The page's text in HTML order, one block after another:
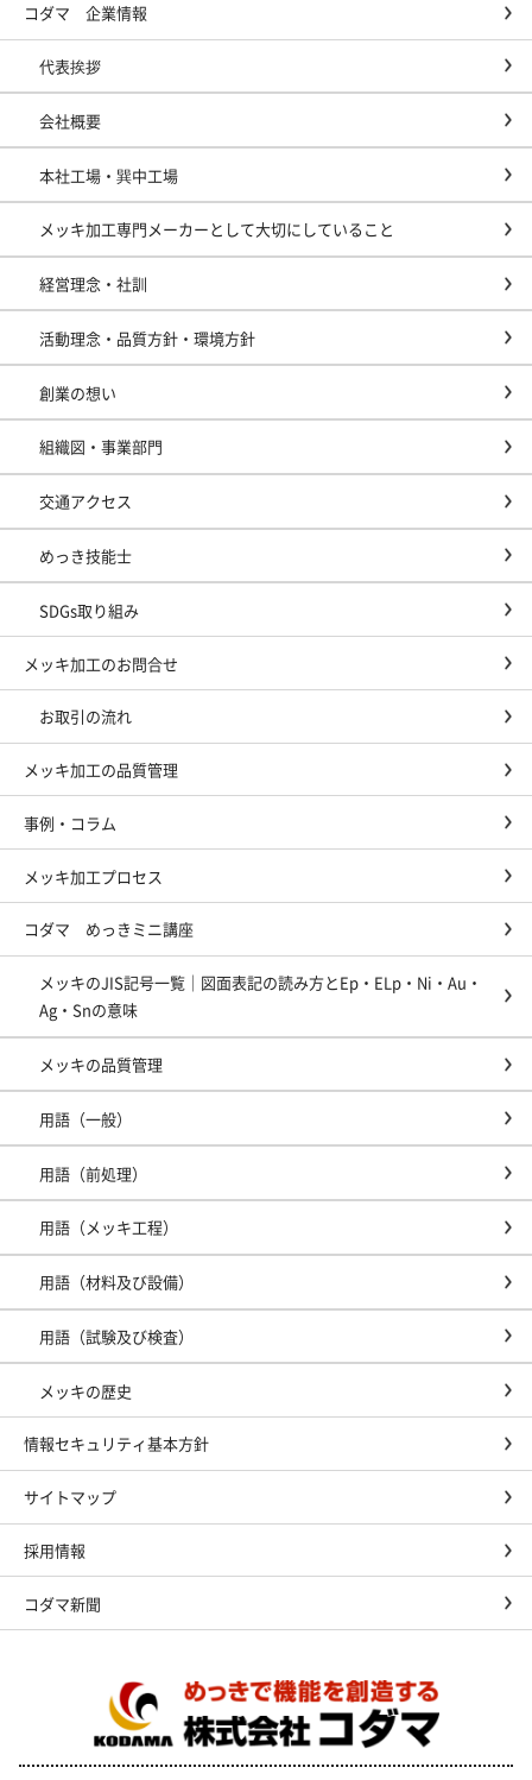
コダマ 企業情報
代表挨拶
会社概要
本社工場・巽中工場
メッキ加工専門メーカーとして大切にしていること
経営理念・社訓
活動理念・品質方針・環境方針
創業の想い
組織図・事業部門
交通アクセス
めっき技能士
SDGs取り組み
メッキ加工のお問合せ
お取引の流れ
メッキ加工の品質管理
事例・コラム
メッキ加工プロセス
コダマ めっきミニ講座
メッキのJIS記号一覧｜図面表記の読み方とEp・ELp・Ni・Au・
Ag・Snの意味
メッキの品質管理
用語（一般）
用語（前処理）
用語（メッキ工程）
用語（材料及び設備）
用語（試験及び検査）
メッキの歴史
情報セキュリティ基本方針
サイトマップ
採用情報
コダマ新聞